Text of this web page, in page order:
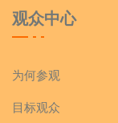
观众中心
为何参观
目标观众